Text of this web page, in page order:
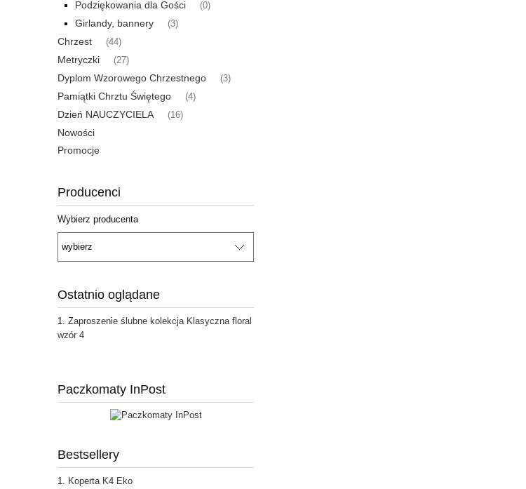
Podziękowania dla Gości (0)
Girlandy, bannery (3)
Chrzest (44)
Metryczki (27)
Dyplom Wzorowego Chrzestnego (3)
Pamiątki Chrztu Świętego (4)
Dzień NAUCZYCIELA (16)
Nowości
Promocje
Producenci
Wybierz producenta
Ostatnio oglądane
Zaproszenie ślubne kolekcja Klasyczna floral
wzór 4
Paczkomaty InPost
Bestsellery
Koperta K4 Eko